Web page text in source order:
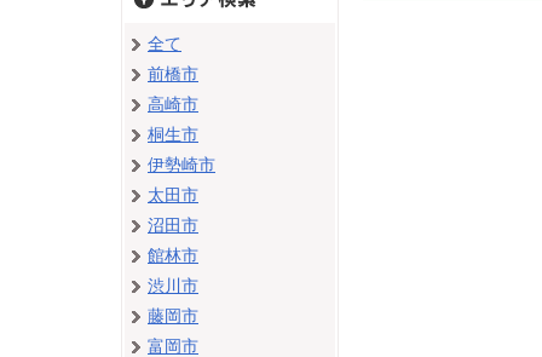
全て
前橋市
高崎市
桐生市
伊勢崎市
太田市
沼田市
館林市
渋川市
藤岡市
富岡市